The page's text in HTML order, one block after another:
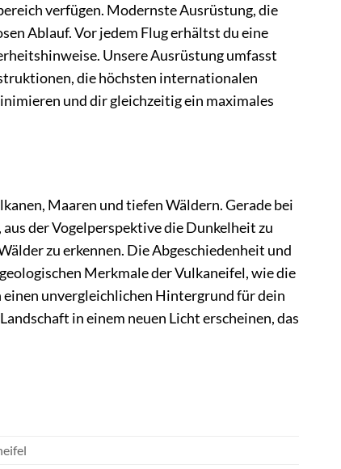
verfügen. Modernste Ausrüstung, die
Ablauf. Vor jedem Flug erhältst du eine
Unsere Ausrüstung umfasst
die höchsten internationalen
und dir gleichzeitig ein maximales
Maaren und tiefen Wäldern. Gerade bei
der Vogelperspektive die Dunkelheit zu
zu erkennen. Die Abgeschiedenheit und
Merkmale der Vulkaneifel, wie die
unvergleichlichen Hintergrund für dein
in einem neuen Licht erscheinen, das